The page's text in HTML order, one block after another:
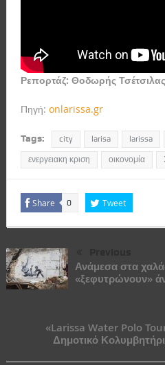
Ρεπορτάζ: Θοδωρής Τσέτσιλας
Πηγή: onlarissa.gr
Tags: city larisa larissa
ενεργειακη κριση οικονομία
Share 0 Tweet
Ανάμεσα στα
«ξεφυτρώνουν»
«Larissa Water Polo
Δημοτικό